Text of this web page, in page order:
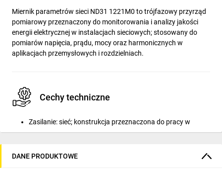
Miernik parametrów sieci ND31 1221M0 to trójfazowy przyrząd
pomiarowy przeznaczony do monitorowania i analizy jakości
energii elektrycznej w instalacjach sieciowych; stosowany do
pomiarów napięcia, prądu, mocy oraz harmonicznych w
aplikacjach przemysłowych i rozdzielniach.
Cechy techniczne
Zasilanie: sieć; konstrukcja przeznaczona do pracy w
instalacjach trójfazowych.
faz).
DANE PRODUKTOWE